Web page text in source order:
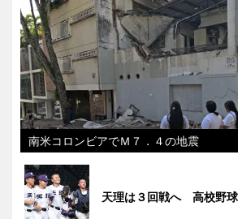
南米コロンビアでＭ７．４の地震
天理は３回戦へ 高校野球